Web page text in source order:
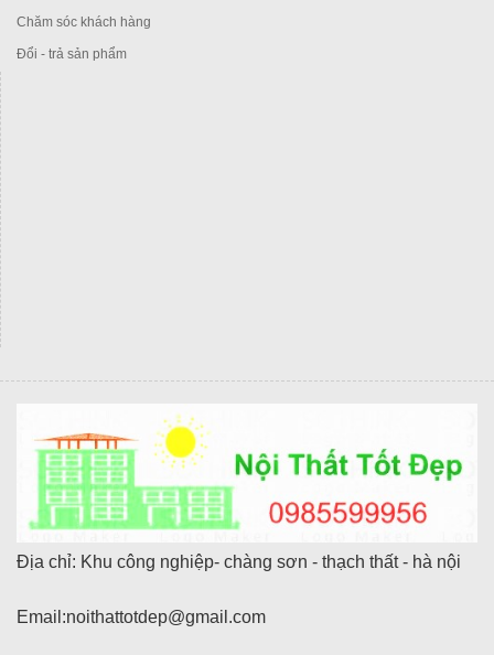
Chăm sóc khách hàng
Đổi - trả sản phẩm
Địa chỉ: Khu công nghiệp- chàng sơn - thạch thất - hà nội
Email:noithattotdep@gmail.com